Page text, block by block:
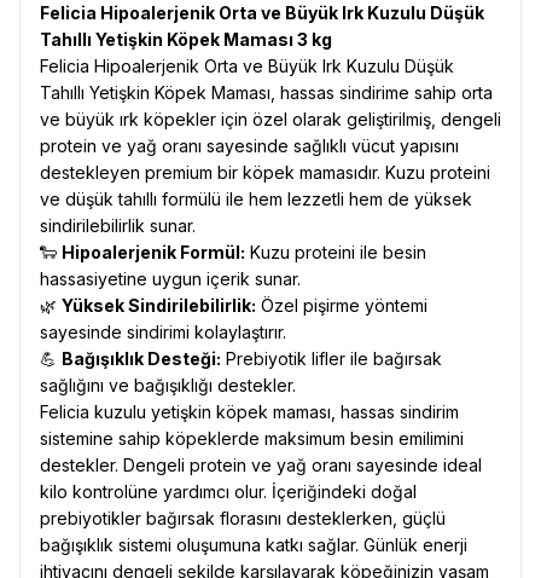
Felicia Hipoalerjenik Orta ve Büyük Irk Kuzulu Düşük
Tahıllı Yetişkin Köpek Maması 3 kg
Felicia Hipoalerjenik Orta ve Büyük Irk Kuzulu Düşük
Tahıllı Yetişkin Köpek Maması, hassas sindirime sahip orta
ve büyük ırk köpekler için özel olarak geliştirilmiş, dengeli
protein ve yağ oranı sayesinde sağlıklı vücut yapısını
destekleyen premium bir köpek mamasıdır. Kuzu proteini
ve düşük tahıllı formülü ile hem lezzetli hem de yüksek
sindirilebilirlik sunar.
🐑 Hipoalerjenik Formül: Kuzu proteini ile besin
hassasiyetine uygun içerik sunar.
🌿 Yüksek Sindirilebilirlik: Özel pişirme yöntemi
sayesinde sindirimi kolaylaştırır.
💪 Bağışıklık Desteği: Prebiyotik lifler ile bağırsak
sağlığını ve bağışıklığı destekler.
Felicia kuzulu yetişkin köpek maması, hassas sindirim
sistemine sahip köpeklerde maksimum besin emilimini
destekler. Dengeli protein ve yağ oranı sayesinde ideal
kilo kontrolüne yardımcı olur. İçeriğindeki doğal
prebiyotikler bağırsak florasını desteklerken, güçlü
bağışıklık sistemi oluşumuna katkı sağlar. Günlük enerji
ihtiyacını dengeli şekilde karşılayarak köpeğinizin yaşam